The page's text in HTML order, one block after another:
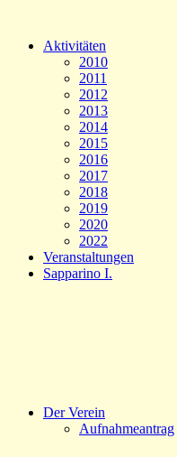
Aktivitäten
2010
2011
2012
2013
2014
2015
2016
2017
2018
2019
2020
2022
Veranstaltungen
Sapparino I.
Der Verein
Aufnahmeantrag